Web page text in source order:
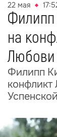
22 мая
Филипп
на
Любови
Филипп
Успенской